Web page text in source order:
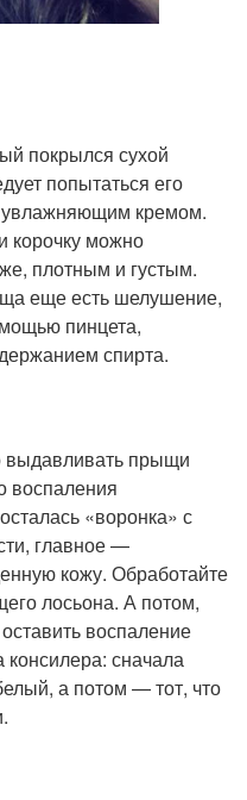
покрылся сухой
попытаться его
кремом.
корочку можно
плотным и густым.
еще есть шелушение,
пинцета,
спирта.
выдавливать прыщи
воспаления
«воронка» с
главное —
кожу. Обработайте
лосьона. А потом,
воспаление
консилера: сначала
а потом — тот, что